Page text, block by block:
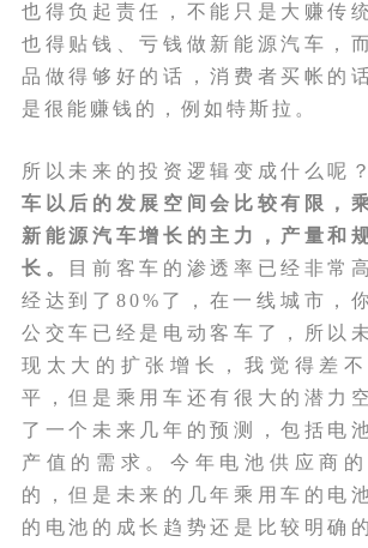
也得负起责任，不能只是大赚传
也得贴钱、亏钱做新能源汽车，
品做得够好的话，消费者买帐的
是很能赚钱的，例如特斯拉。
所以未来的投资逻辑变成什么呢
车以后的发展空间会比较有限，
新能源汽车增长的主力，产量和
长。
目前客车的渗透率已经非常
经达到了80%了，在一线城市，
公交车已经是电动客车了，所以
现太大的扩张增长，我觉得差
平，但是乘用车还有很大的潜力
了一个未来几年的预测，包括电
产值的需求。今年电池供应商
的，但是未来的几年乘用车的电
的电池的成长趋势还是比较明确